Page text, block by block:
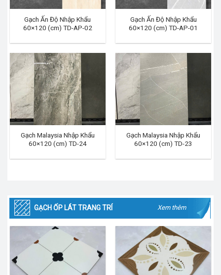
Gạch Ấn Độ Nhập Khẩu
60×120 (cm) TD-AP-02
Gạch Ấn Độ Nhập Khẩu
60×120 (cm) TD-AP-01
Gạch Malaysia Nhập Khẩu
60×120 (cm) TD-24
Gạch Malaysia Nhập Khẩu
60×120 (cm) TD-23
GẠCH ỐP LÁT TRANG TRÍ Xem thêm